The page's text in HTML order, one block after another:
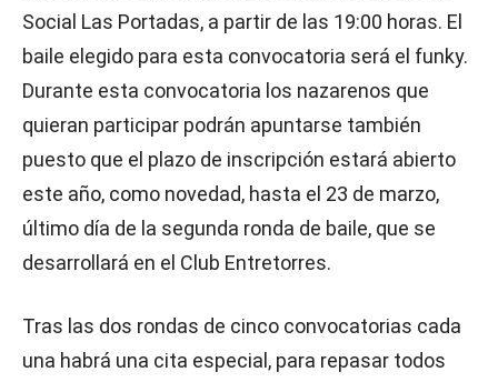
Social Las Portadas, a partir de las 19:00 horas. El
baile elegido para esta convocatoria será el funky.
Durante esta convocatoria los nazarenos que
quieran participar podrán apuntarse también
puesto que el plazo de inscripción estará abierto
este año, como novedad, hasta el 23 de marzo,
último día de la segunda ronda de baile, que se
desarrollará en el Club Entretorres.
Tras las dos rondas de cinco convocatorias cada
una habrá una cita especial, para repasar todos